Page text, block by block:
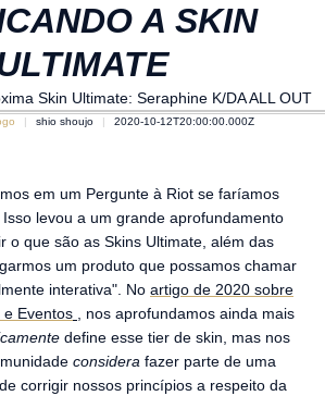
A SKIN
Skin Ultimate: Seraphine K/DA ALL OUT
shio shoujo 2020-10-12T20:00:00.000Z
em um Pergunte à Riot se faríamos
levou a um grande aprofundamento
o que são as Skins Ultimate, além das
um produto que possamos chamar
interativa". No artigo de 2020 sobre
e Eventos
, nos aprofundamos ainda mais
define esse tier de skin, mas nos
considera fazer parte de uma
corrigir nossos princípios a respeito da